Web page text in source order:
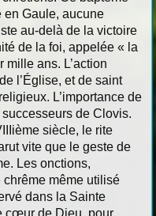
en Gaule, aucune
au-delà de la victoire
de la foi, appelée « la
ans. L’action
l’Église, et de saint
L’importance de
de Clovis.
siècle, le rite
vite que le geste de
Les onctions,
même utilisé
dans la Sainte
cœur de Dieu, pour